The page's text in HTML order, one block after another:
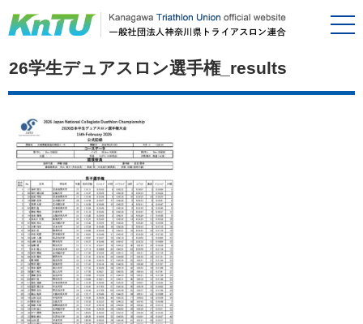
26学生デュアスロン選手権_results